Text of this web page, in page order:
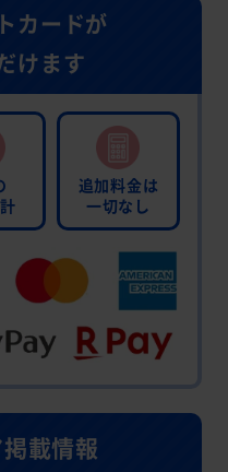
カードが
けます
追加料金は
一切なし
載情報